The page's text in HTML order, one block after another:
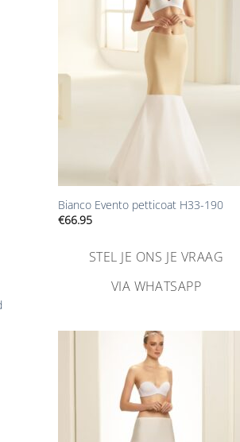
Bianco Evento petticoat H33-190
€66.95
STEL JE ONS JE VRAAG
VIA WHATSAPP